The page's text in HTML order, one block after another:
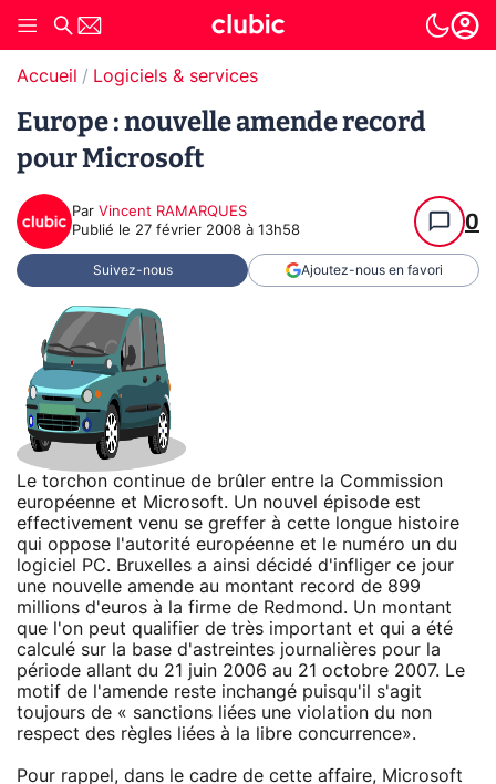
Accueil Logiciels & services
Europe : nouvelle amende record
pour Microsoft
Par Vincent RAMARQUES
Publié le 27 février 2008 à 13h58 0
Suivez-nous Ajoutez-nous en favori
Le torchon continue de brûler entre la Commission
européenne et Microsoft. Un nouvel épisode est
effectivement venu se greffer à cette longue histoire
qui oppose l'autorité européenne et le numéro un du
logiciel PC. Bruxelles a ainsi décidé d'infliger ce jour
une nouvelle amende au montant record de 899
millions d'euros à la firme de Redmond. Un montant
que l'on peut qualifier de très important et qui a été
calculé sur la base d'astreintes journalières pour la
période allant du 21 juin 2006 au 21 octobre 2007. Le
motif de l'amende reste inchangé puisqu'il s'agit
toujours de « sanctions liées une violation du non
respect des règles liées à la libre concurrence».
Pour rappel, dans le cadre de cette affaire, Microsoft